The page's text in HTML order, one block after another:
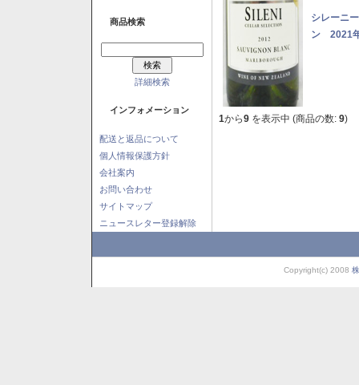
商品検索
詳細検索
インフォメーション
配送と返品について
個人情報保護方針
会社案内
お問い合わせ
サイトマップ
ニュースレター登録解除
シレーニ
ン 2021
1から9 を表示中 (商品の数: 9)
Copyright(c) 2008